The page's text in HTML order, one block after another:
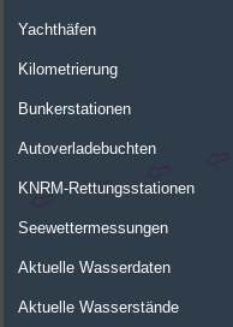
Yachthäfen
Kilometrierung
Bunkerstationen
Autoverladebuchten
KNRM-Rettungsstationen
Seewettermessungen
Aktuelle Wasserdaten
Aktuelle Wasserstände